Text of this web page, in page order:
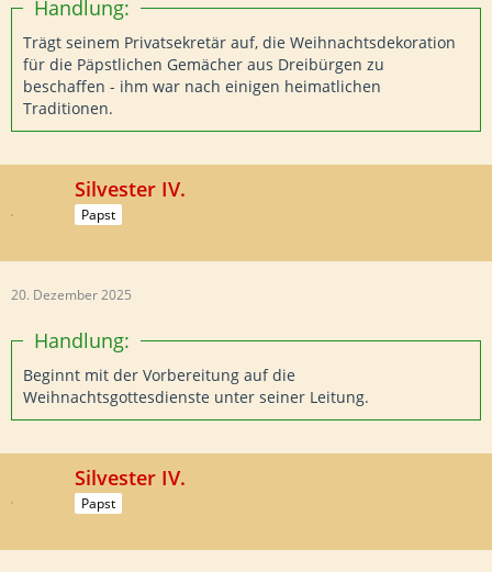
Handlung:
Trägt seinem Privatsekretär auf, die Weihnachtsdekoration
für die Päpstlichen Gemächer aus Dreibürgen zu
beschaffen - ihm war nach einigen heimatlichen
Traditionen.
Silvester IV.
Papst
20. Dezember 2025
Handlung:
Beginnt mit der Vorbereitung auf die
Weihnachtsgottesdienste unter seiner Leitung.
Silvester IV.
Papst